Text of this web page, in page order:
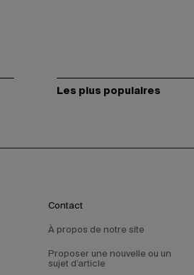
Les plus populaires
Contact
À propos de notre site
Proposer une nouvelle ou un
sujet d’article